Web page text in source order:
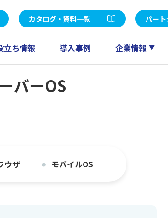
カタログ・資料一覧 パー
立ち情報 導入事例 企業情報
V 2nd Edition
Microsoft365
GeneXus
バーOS
ウザ モバイルOS